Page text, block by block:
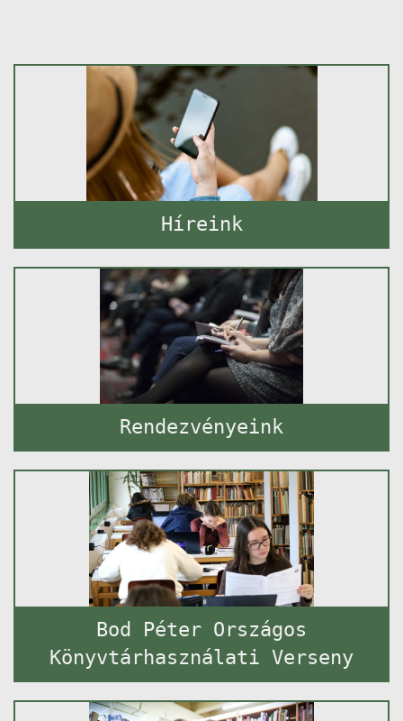
Híreink
Rendezvényeink
Bod Péter Országos
Könyvtárhasználati Verseny